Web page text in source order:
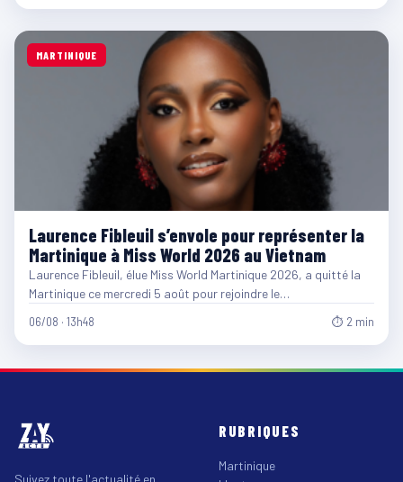
MARTINIQUE
Laurence Fibleuil s’envole pour représenter la
Martinique à Miss World 2026 au Vietnam
Laurence Fibleuil, élue Miss World Martinique 2026, a quitté la
Martinique ce mercredi 5 août pour rejoindre le…
06/08 · 13h48 ⏱ 2 min
RUBRIQUES
Martinique